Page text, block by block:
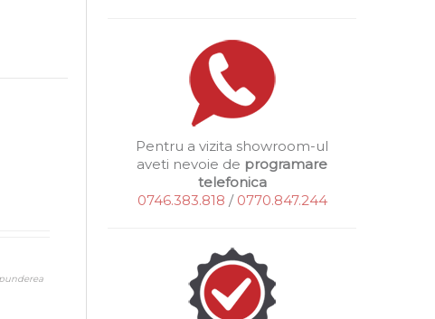
Pentru a vizita showroom-ul
aveti nevoie de programare
telefonica
0746.383.818 / 0770.847.244